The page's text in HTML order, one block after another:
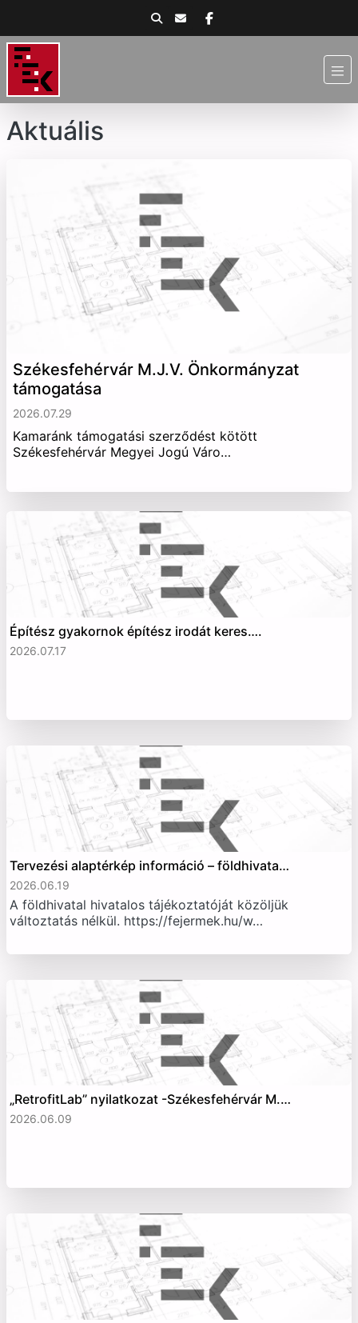
Aktuális
Székesfehérvár M.J.V. Önkormányzat
támogatása
2026.07.29
Kamaránk támogatási szerződést kötött
Székesfehérvár Megyei Jogú Váro…
Építész gyakornok építész irodát keres….
2026.07.17
Tervezési alaptérkép információ – földhivata…
2026.06.19
A földhivatal hivatalos tájékoztatóját közöljük
változtatás nélkül. https://fejermek.hu/w…
„RetrofitLab” nyilatkozat -Székesfehérvár M.…
2026.06.09